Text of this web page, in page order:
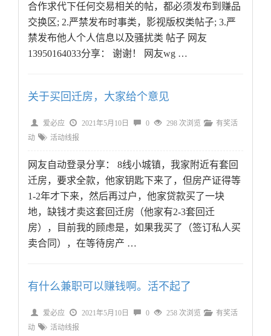
合作求代下任何交易相关的帖，都必须发布到赚品
交换区; 2.严禁发布时事类，影视版权类帖子; 3.严
禁发布他人个人信息以及骚扰类 帖子 网友
13950164033分享： 谢谢！ 网友wg …
关于买回迁房，大家给个意见
爱必应 2021年5月10日 0 298 次浏览
有奖活
动
活动线报
网友自动登录分享： 8线小城镇，我家附近有套回
迁房，要求全款，他家钥匙下来了，但房产证得等
1-2年才下来，然后再过户，他家贷款买了一块
地，缺钱才卖这套回迁房（他家有2-3套回迁
房），目前我的顾虑是，如果我买了（签订私人买
卖合同），在等待房产 …
有什么兼职可以赚钱啊。活不起了
爱必应 2021年5月10日 0 258 次浏览
有奖活
动
活动线报